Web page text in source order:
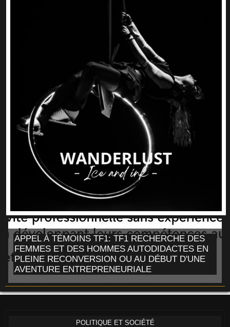
APPEL À TÉMOINS TF1: TF1 RECHERCHE DES
FEMMES ET DES HOMMES AUTODIDACTES EN
PLEINE RECONVERSION OU AU DÉBUT D'UNE
AVENTURE ENTREPRENEURIALE
POLITIQUE ET SOCIÉTÉ